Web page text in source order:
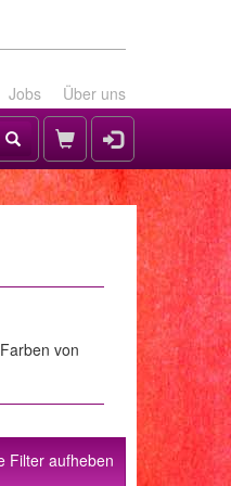
Jobs Über uns
von
Filter aufheben